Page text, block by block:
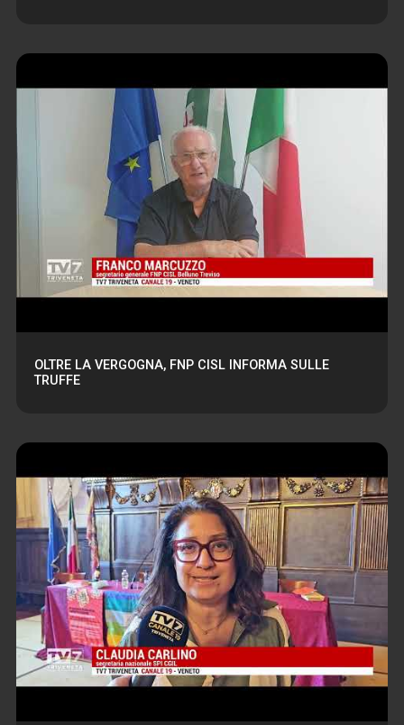
OLTRE LA VERGOGNA, FNP CISL INFORMA SULLE
TRUFFE